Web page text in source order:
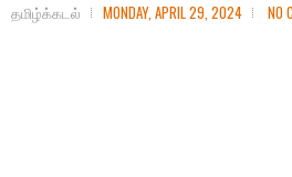
தமிழ்க்கடல் MONDAY, APRIL 29, 2024 NO